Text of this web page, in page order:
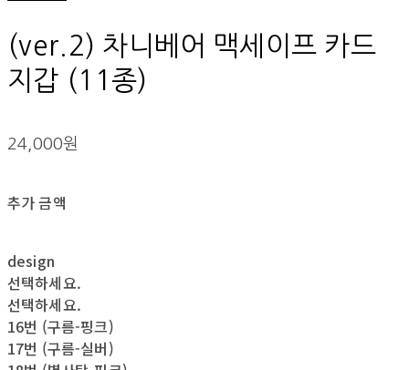
(ver.2) 차니베어 맥세이프 카드
지갑 (11종)
24,000원
추가 금액
design
선택하세요.
선택하세요.
16번 (구름-핑크)
17번 (구름-실버)